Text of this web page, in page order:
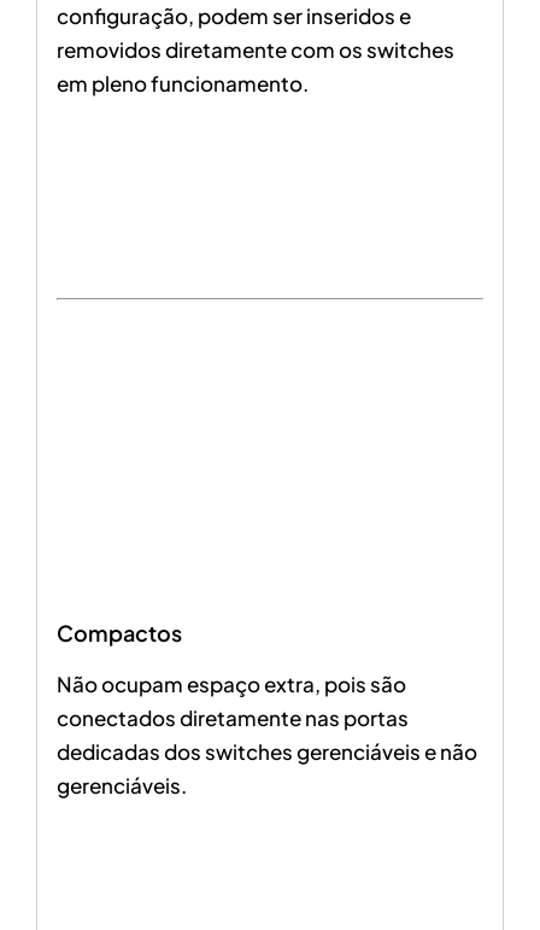
configuração, podem ser inseridos e
removidos diretamente com os switches
em pleno funcionamento.
Compactos
Não ocupam espaço extra, pois são
conectados diretamente nas portas
dedicadas dos switches gerenciáveis e não
gerenciáveis.